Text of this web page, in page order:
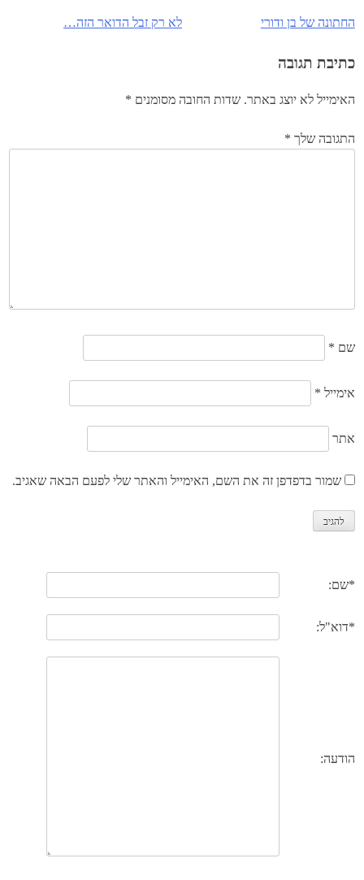
ניווט לא רק זבל הדואר הזה… החתונה של בן ודורי
כתיבת תגובה
האימייל לא יוצג באתר. שדות החובה מסומנים *
התגובה שלך *
שם *
אימייל *
אתר
שמור בדפדפן זה את השם, האימייל והאתר שלי לפעם הבאה שאגיב.
*שם:
*דוא"ל:
הודעה: